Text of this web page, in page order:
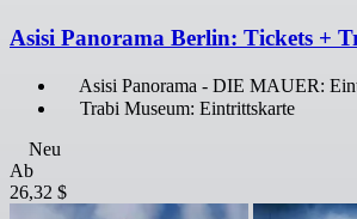
Asisi Panorama Berlin: Tickets +
Asisi Panorama - DIE MAUER:
Trabi Museum: Eintrittskarte
Neu
Ab
26,32 $